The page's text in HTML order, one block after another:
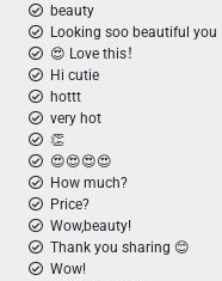
beauty
Looking soo beautiful you
😍 Love this！
Hi cutie
hottt
very hot
👏
😍😍😍😍
How much?
Price?
Wow,beauty!
Thank you sharing 😊
Wow!